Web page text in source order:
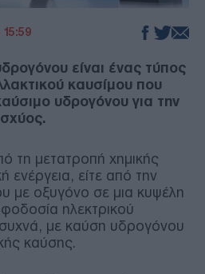
είναι ένας τύπος
καυσίμου που
υδρογόνου για την
τη μετατροπή χημικής
ενέργεια, είτε από την
με οξυγόνο σε μια κυψέλη
ηλεκτρικού
συχνά, με καύση υδρογόνου
καύσης.